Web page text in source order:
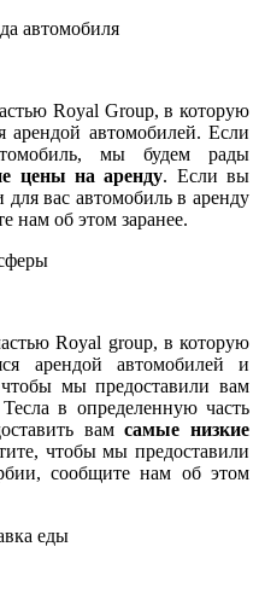
Royal Group, в которую
арендой автомобилей. Если
мы будем рады
цены на аренду. Если вы
вас автомобиль в аренду
нам об этом заранее.
Royal group, в которую
арендой автомобилей и
мы предоставили вам
в определенную часть
вамсамые низкие
чтобы мы предоставили
сообщите нам об этом